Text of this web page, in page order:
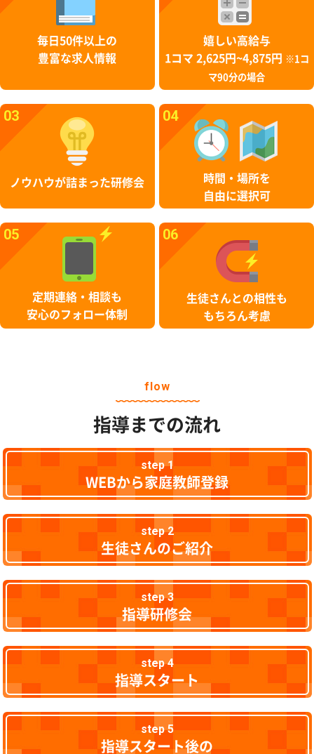
毎日50件以上の
豊富な求人情報
嬉しい高給与
1コマ 2,625円~4,875円
※1コ
マ90分の場合
03
ノウハウが詰まった研修会
04
時間・場所を
自由に選択可
05
定期連絡・相談も
安心のフォロー体制
06
生徒さんとの相性も
もちろん考慮
flow
指導までの流れ
step 1
WEBから家庭教師登録
step 2
生徒さんのご紹介
step 3
指導研修会
step 4
指導スタート
step 5
指導スタート後の